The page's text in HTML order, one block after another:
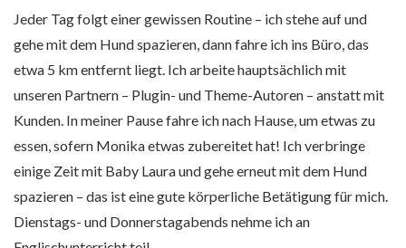
Jeder Tag folgt einer gewissen Routine – ich stehe auf und
gehe mit dem Hund spazieren, dann fahre ich ins Büro, das
etwa 5 km entfernt liegt. Ich arbeite hauptsächlich mit
unseren Partnern – Plugin- und Theme-Autoren – anstatt mit
Kunden. In meiner Pause fahre ich nach Hause, um etwas zu
essen, sofern Monika etwas zubereitet hat! Ich verbringe
einige Zeit mit Baby Laura und gehe erneut mit dem Hund
spazieren – das ist eine gute körperliche Betätigung für mich.
Dienstags- und Donnerstagabends nehme ich an